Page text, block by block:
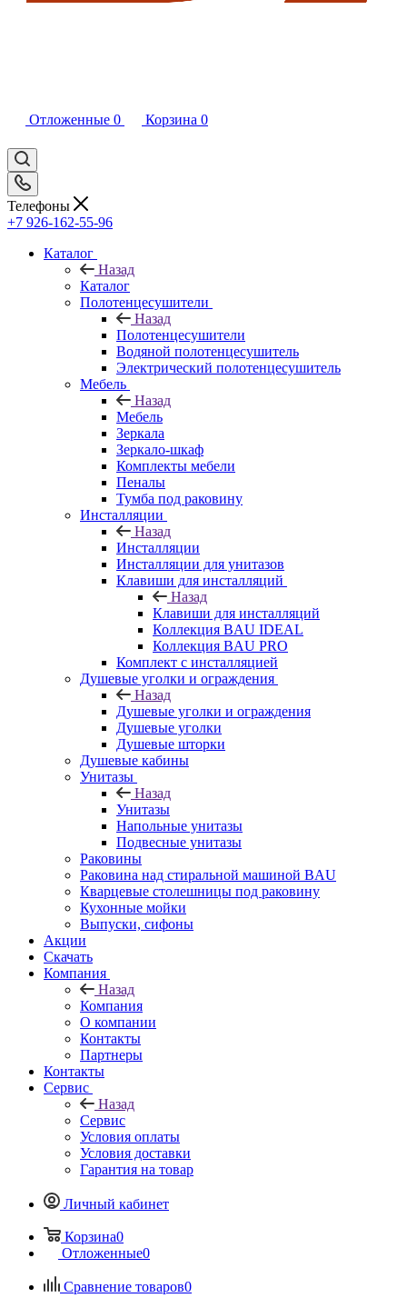
Отложенные 0 Корзина 0
Телефоны
+7 926-162-55-96
Каталог
Назад
Каталог
Полотенцесушители
Назад
Полотенцесушители
Водяной полотенцесушитель
Электрический полотенцесушитель
Мебель
Назад
Мебель
Зеркала
Зеркало-шкаф
Комплекты мебели
Пеналы
Тумба под раковину
Инсталляции
Назад
Инсталляции
Инсталляции для унитазов
Клавиши для инсталляций
Назад
Клавиши для инсталляций
Коллекция BAU IDEAL
Коллекция BAU PRO
Комплект с инсталляцией
Душевые уголки и ограждения
Назад
Душевые уголки и ограждения
Душевые уголки
Душевые шторки
Душевые кабины
Унитазы
Назад
Унитазы
Напольные унитазы
Подвесные унитазы
Раковины
Раковина над стиральной машиной BAU
Кварцевые столешницы под раковину
Кухонные мойки
Выпуски, сифоны
Акции
Скачать
Компания
Назад
Компания
О компании
Контакты
Партнеры
Контакты
Сервис
Назад
Сервис
Условия оплаты
Условия доставки
Гарантия на товар
Личный кабинет
Корзина0
Отложенные0
Сравнение товаров0